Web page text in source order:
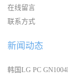
在线留言
联系方式
新闻动态
韩国LG PC